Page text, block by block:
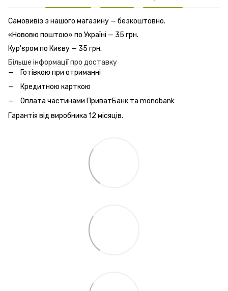
Самовивіз з нашого магазину — безкоштовно.
«Нововю поштою» по Україні — 35 грн.
Кур'єром по Києву — 35 грн.
Більше інформації про доставку
Готівкою при отриманні
Кредитною карткою
Оплата частинами ПриватБанк та monobank
Гарантія від виробника 12 місяців.